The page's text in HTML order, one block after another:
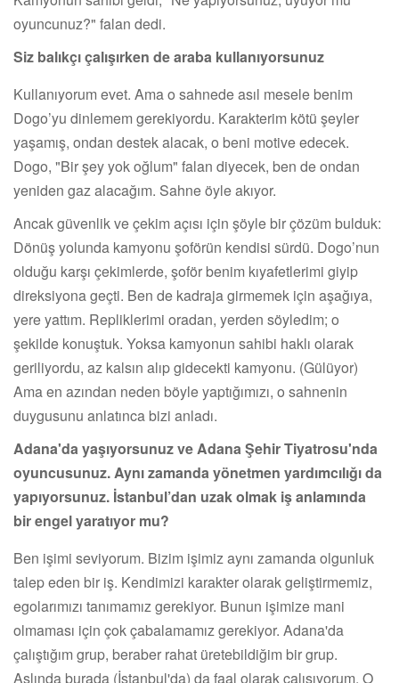
oyuncunuz?" falan dedi.
Siz balıkçı çalışırken de araba kullanıyorsunuz
Kullanıyorum evet. Ama o sahnede asıl mesele benim
Dogo’yu dinlemem gerekiyordu. Karakterim kötü şeyler
yaşamış, ondan destek alacak, o beni motive edecek.
Dogo, "Bir şey yok oğlum" falan diyecek, ben de ondan
yeniden gaz alacağım. Sahne öyle akıyor.
Ancak güvenlik ve çekim açısı için şöyle bir çözüm bulduk:
Dönüş yolunda kamyonu şoförün kendisi sürdü. Dogo’nun
olduğu karşı çekimlerde, şoför benim kıyafetlerimi giyip
direksiyona geçti. Ben de kadraja girmemek için aşağıya,
yere yattım. Repliklerimi oradan, yerden söyledim; o
şekilde konuştuk. Yoksa kamyonun sahibi haklı olarak
geriliyordu, az kalsın alıp gidecekti kamyonu. (Gülüyor)
Ama en azından neden böyle yaptığımızı, o sahnenin
duygusunu anlatınca bizi anladı.
Adana'da yaşıyorsunuz ve Adana Şehir Tiyatrosu'nda
oyuncusunuz. Aynı zamanda yönetmen yardımcılığı da
yapıyorsunuz. İstanbul’dan uzak olmak iş anlamında
bir engel yaratıyor mu?
Ben işimi seviyorum. Bizim işimiz aynı zamanda olgunluk
talep eden bir iş. Kendimizi karakter olarak geliştirmemiz,
egolarımızı tanımamız gerekiyor. Bunun işimize mani
olmaması için çok çabalamamız gerekiyor. Adana'da
çalıştığım grup, beraber rahat üretebildiğim bir grup.
Aslında burada (İstanbul'da) da faal olarak çalışıyorum. O